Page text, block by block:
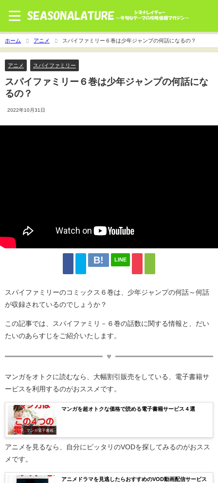
ホーム アニメ スパイファミリー６巻は少年ジャンプの何話になるの？
アニメ スパイファミリー
スパイファミリー６巻は少年ジャンプの何話にな
るの？
2022年10月31日
LINE
スパイファミリーのコミックス６巻は、少年ジャンプの何話～何話
が収録されているのでしょうか？
この記事では、スパイファミリ－６巻の話数に関する情報と、だい
たいのあらすじをご紹介いたします。
マンガをオトクに読むなら、大幅割引販売をしている、電子書籍サ
ービスを利用するのがおススメです。
マンガ電子書籍
マンガを超オトクな価格で読める電子書籍サービス４選
アニメを見るなら、自分にピッタリのVODを探してみるのがおスス
メです。
アニメドラマを見逃したらおすすめのVOD動画配信サービス